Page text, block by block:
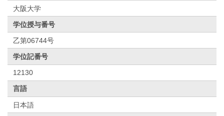
大阪大学
学位授与番号
乙第06744号
学位記番号
12130
言語
日本語